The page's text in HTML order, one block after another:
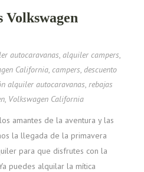
autocaravanas, alquiler campers,
California, campers, descuento
alquiler autocaravanas, rebajas
, Volkswagen California
amantes de la aventura y las
la llegada de la primavera
para que disfrutes con la
puedes alquilar la mítica